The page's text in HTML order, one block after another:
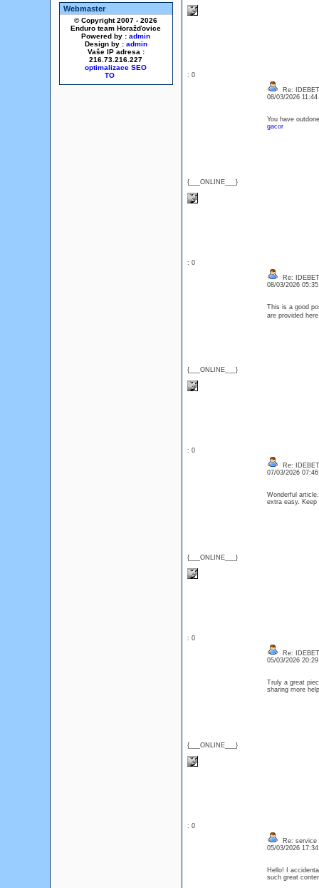
Webmaster
© Copyright 2007 - 2026
Enduro team Horažďovice
Powered by : admin
Design by : admin
Vaše IP adresa :
216.73.216.227
optimalizace SEO
: 0
{___ONLINE___}
Re: IDEBET
08/03/2026
You have
gacor
: 0
{___ONLINE___}
Re: IDEBET
08/03/2026
This is a good
are provided
: 0
{___ONLINE___}
Re: IDEBET
07/03/2026
Wonderful
extra easy.
: 0
{___ONLINE___}
Re: IDEBET
05/03/2026
Truly a great
sharing more
: 0
Re: service
05/03/2026
Hello! I
such great